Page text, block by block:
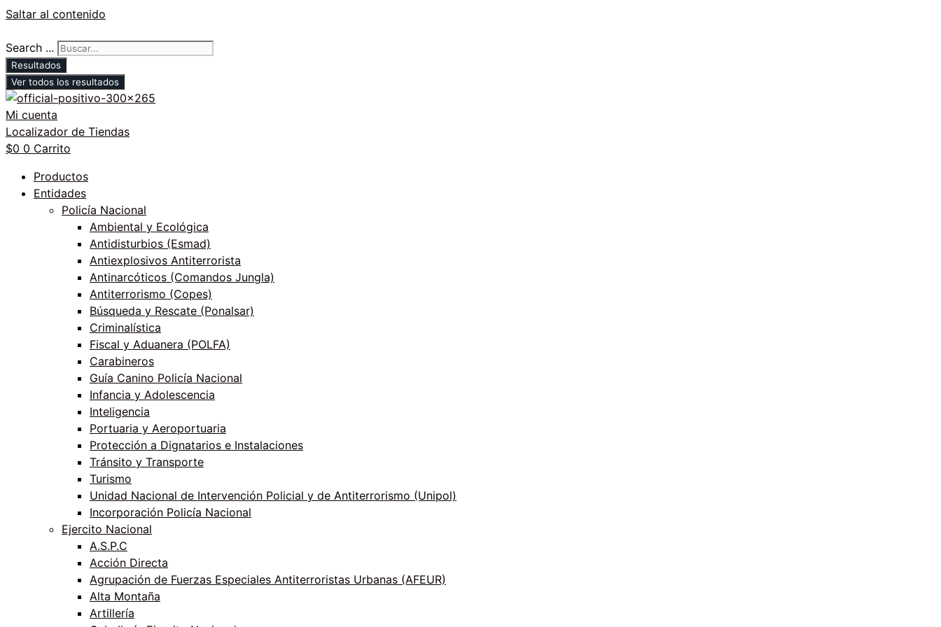
Saltar al contenido
Search ...
Resultados
Ver todos los resultados
Mi cuenta
Localizador de Tiendas
$0 0 Carrito
Productos
Entidades
Policía Nacional
Ambiental y Ecológica
Antidisturbios (Esmad)
Antiexplosivos Antiterrorista
Antinarcóticos (Comandos Jungla)
Antiterrorismo (Copes)
Búsqueda y Rescate (Ponalsar)
Criminalística
Fiscal y Aduanera (POLFA)
Carabineros
Guía Canino Policía Nacional
Infancia y Adolescencia
Inteligencia
Portuaria y Aeroportuaria
Protección a Dignatarios e Instalaciones
Tránsito y Transporte
Turismo
Unidad Nacional de Intervención Policial y de Antiterrorismo (Unipol)
Incorporación Policía Nacional
Ejercito Nacional
A.S.P.C
Acción Directa
Agrupación de Fuerzas Especiales Antiterroristas Urbanas (AFEUR)
Alta Montaña
Artillería